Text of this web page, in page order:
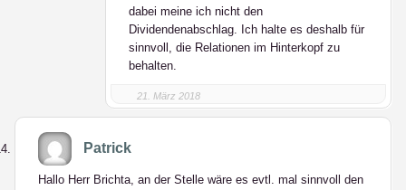
dabei meine ich nicht den
Dividendenabschlag. Ich halte es deshalb für
sinnvoll, die Relationen im Hinterkopf zu
behalten.
21. März 2018
Patrick
Hallo Herr Brichta, an der Stelle wäre es evtl. mal sinnvoll den